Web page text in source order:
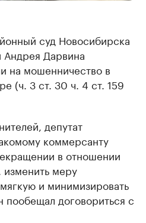
суд Новосибирска
Андрея Дарвина
на мошенничество в
(ч. 3 ст. 30 ч. 4 ст. 159
депутат
коммерсанту
в отношении
изменить меру
и минимизировать
пообещал договориться с